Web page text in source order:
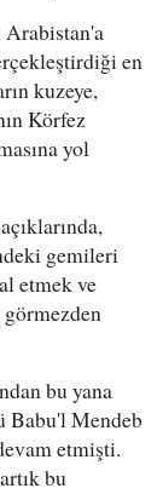
en
kuzeye,
Körfez
yol
gemileri
etmek ve
görmezden
bu yana
Babu'l Mendeb
etmişti.
bu